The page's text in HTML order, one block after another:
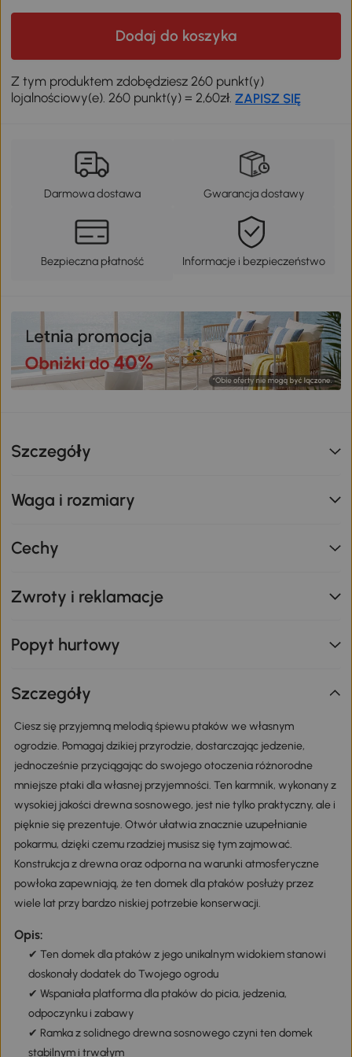
Dodaj do koszyka
Z tym produktem zdobędziesz 260 punkt(y)
lojalnościowy(e). 260 punkt(y) = 2,60zł.ZAPISZ SIĘ
Darmowa dostawa Gwarancja dostawy
Bezpieczna płatność Informacje i bezpieczeństwo
Szczegóły
Waga i rozmiary
Cechy
Zwroty i reklamacje
Popyt hurtowy
Szczegóły
Ciesz się przyjemną melodią śpiewu ptaków we własnym
ogrodzie. Pomagaj dzikiej przyrodzie, dostarczając jedzenie,
jednocześnie przyciągając do swojego otoczenia różnorodne
mniejsze ptaki dla własnej przyjemności. Ten karmnik, wykonany z
wysokiej jakości drewna sosnowego, jest nie tylko praktyczny, ale i
pięknie się prezentuje. Otwór ułatwia znacznie uzupełnianie
pokarmu, dzięki czemu rzadziej musisz się tym zajmować.
Konstrukcja z drewna oraz odporna na warunki atmosferyczne
powłoka zapewniają, że ten domek dla ptaków posłuży przez
wiele lat przy bardzo niskiej potrzebie konserwacji.
Opis:
✔ Ten domek dla ptaków z jego unikalnym widokiem stanowi
doskonały dodatek do Twojego ogrodu
✔ Wspaniała platforma dla ptaków do picia, jedzenia,
odpoczynku i zabawy
✔ Ramka z solidnego drewna sosnowego czyni ten domek
stabilnym i trwałym